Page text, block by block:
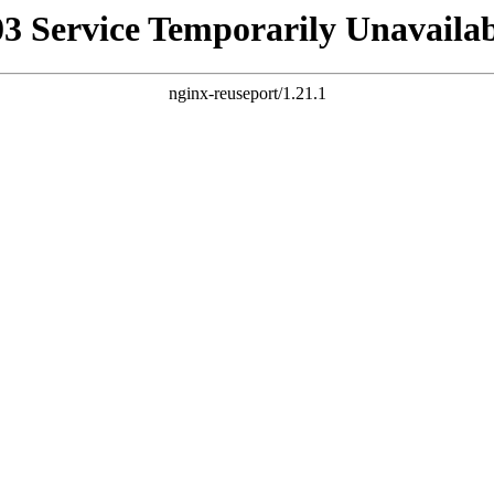
Service Temporarily
nginx-reuseport/1.21.1